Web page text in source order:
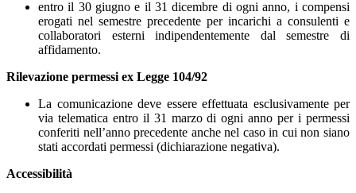
entro il 30 giugno e il 31 dicembre di ogni anno, i compensi
erogati nel semestre precedente per incarichi a consulenti e
collaboratori esterni indipendentemente dal semestre di
affidamento.
Rilevazione permessi ex Legge 104/92
La comunicazione deve essere effettuata esclusivamente per
via telematica entro il 31 marzo di ogni anno per i permessi
conferiti nell’anno precedente anche nel caso in cui non siano
stati accordati permessi (dichiarazione negativa).
Accessibilità